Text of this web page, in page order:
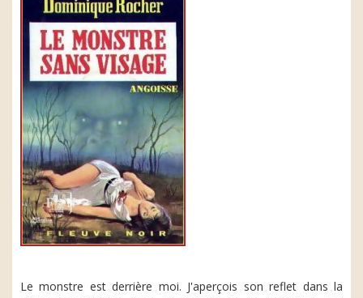
Le monstre est derrière moi. J'aperçois son reflet dans la